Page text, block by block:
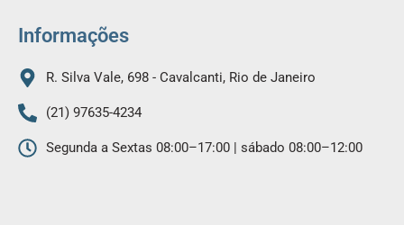
m
Informações
R. Silva Vale, 698 - Cavalcanti, Rio de Janeiro
(21) 97635-4234
Segunda a Sextas 08:00–17:00 | sábado 08:00–12:00